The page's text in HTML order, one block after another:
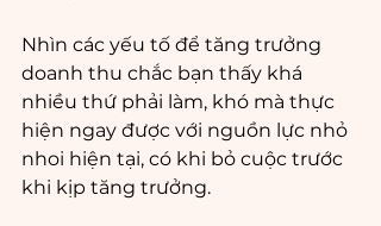
Nhìn các yếu tố để tăng trưởng
doanh thu chắc bạn thấy khá
nhiều thứ phải làm, khó mà thực
hiện ngay được với nguồn lực nhỏ
nhoi hiện tại, có khi bỏ cuộc trước
khi kịp tăng trưởng.